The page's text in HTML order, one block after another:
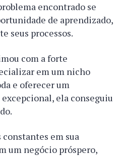
encontrado se
de aprendizado,
seus processos.
com a forte
em um nicho
e oferecer um
ela conseguiu
constantes em sua
um negócio próspero,